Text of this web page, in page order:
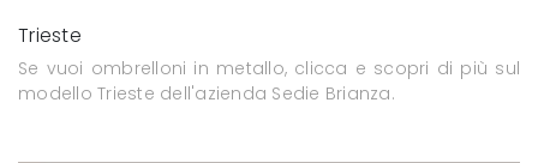
Trieste
Se vuoi ombrelloni in metallo, clicca e scopri di più sul
modello Trieste dell'azienda Sedie Brianza.